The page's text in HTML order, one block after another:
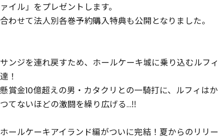
ァイル」をプレゼントします。
合わせて法人別各巻予約購入特典も公開となりました。
サンジを連れ戻すため、ホールケーキ城に乗り込むルフィ
達！
懸賞金10億超えの男・カタクリとの一騎打に、ルフィはか
つてないほどの激闘を繰り広げる…‼
ホールケーキアイランド編がついに完結！夏からのリリー